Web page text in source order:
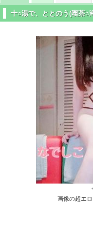
十○湯で、ととのう(喫茶○
画像の超エ